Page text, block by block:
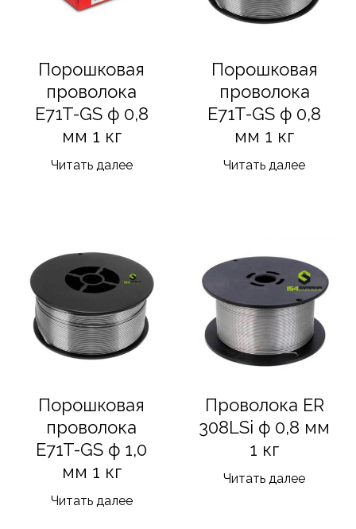
Порошковая
проволока
E71T-GS ф 0,8
мм 1 кг
Читать далее
Порошковая
проволока
E71T-GS ф 0,8
мм 1 кг
Читать далее
Порошковая
проволока
E71T-GS ф 1,0
мм 1 кг
Читать далее
Проволока ER
308LSi ф 0,8 мм
1 кг
Читать далее